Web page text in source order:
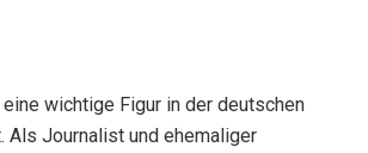
wichtige Figur in der deutschen
Als Journalist und ehemaliger